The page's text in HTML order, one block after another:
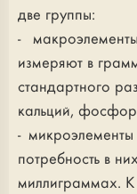
две группы:
-
измеряют в
стандартного
кальций,
- микроэлементы
потребность в
миллиграммах. К